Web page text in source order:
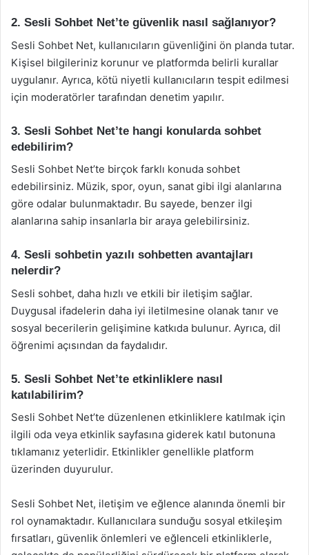
2. Sesli Sohbet Net’te güvenlik nasıl sağlanıyor?
Sesli Sohbet Net, kullanıcıların güvenliğini ön planda tutar.
Kişisel bilgileriniz korunur ve platformda belirli kurallar
uygulanır. Ayrıca, kötü niyetli kullanıcıların tespit edilmesi
için moderatörler tarafından denetim yapılır.
3. Sesli Sohbet Net’te hangi konularda sohbet
edebilirim?
Sesli Sohbet Net’te birçok farklı konuda sohbet
edebilirsiniz. Müzik, spor, oyun, sanat gibi ilgi alanlarına
göre odalar bulunmaktadır. Bu sayede, benzer ilgi
alanlarına sahip insanlarla bir araya gelebilirsiniz.
4. Sesli sohbetin yazılı sohbetten avantajları
nelerdir?
Sesli sohbet, daha hızlı ve etkili bir iletişim sağlar.
Duygusal ifadelerin daha iyi iletilmesine olanak tanır ve
sosyal becerilerin gelişimine katkıda bulunur. Ayrıca, dil
öğrenimi açısından da faydalıdır.
5. Sesli Sohbet Net’te etkinliklere nasıl
katılabilirim?
Sesli Sohbet Net’te düzenlenen etkinliklere katılmak için
ilgili oda veya etkinlik sayfasına giderek katıl butonuna
tıklamanız yeterlidir. Etkinlikler genellikle platform
üzerinden duyurulur.
Sesli Sohbet Net, iletişim ve eğlence alanında önemli bir
rol oynamaktadır. Kullanıcılara sunduğu sosyal etkileşim
fırsatları, güvenlik önlemleri ve eğlenceli etkinliklerle,